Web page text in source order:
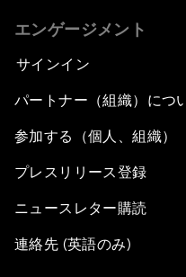
エンゲージメント
サインイン
パートナー（組織）につ
参加する（個人、組織）
プレスリリース登録
ニュースレター購読
連絡先 (英語のみ)